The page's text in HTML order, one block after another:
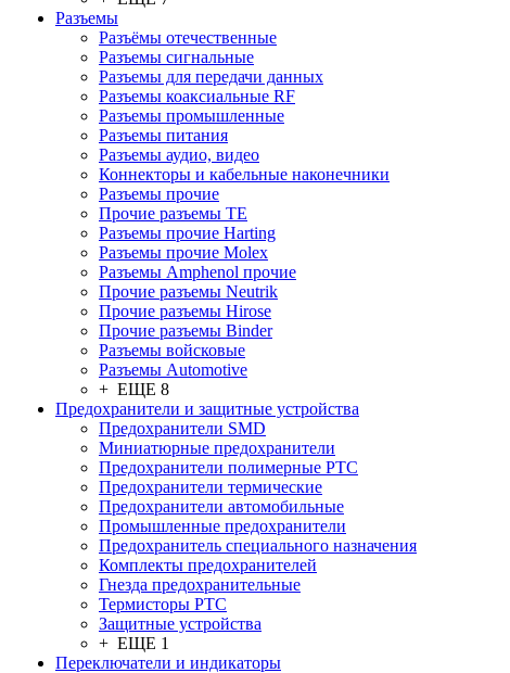
Разъeмы
Разъёмы отечественные
Разъeмы сигнальные
Разъeмы для передачи данных
Разъeмы коаксиальные RF
Разъeмы промышленные
Разъeмы питания
Разъeмы аудио, видео
Коннекторы и кабельные наконечники
Разъeмы прочие
Прочие разъемы TE
Разъемы прочие Harting
Разъемы прочие Molex
Разъемы Amphenol прочие
Прочие разъемы Neutrik
Прочие разъемы Hirose
Прочие разъемы Binder
Разъемы войсковые
Разъeмы Automotive
+ ЕЩЕ 8
Предохранители и защитные устройства
Предохранители SMD
Миниатюрные предохранители
Предохранители полимерные PTC
Предохранители термические
Предохранители автомобильные
Промышленные предохранители
Предохранитель специального назначения
Комплекты предохранителей
Гнезда предохранительные
Термисторы PTC
Защитные устройства
+ ЕЩЕ 1
Переключатели и индикаторы